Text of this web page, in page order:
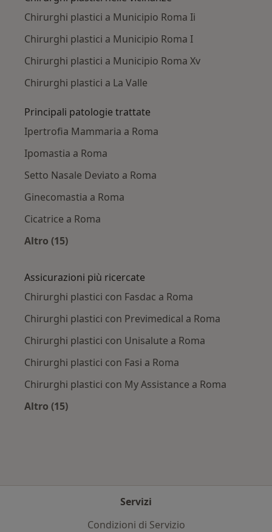
Chirurghi plastici a Municipio Roma Ii
Chirurghi plastici a Municipio Roma I
Chirurghi plastici a Municipio Roma Xv
Chirurghi plastici a La Valle
Principali patologie trattate
Ipertrofia Mammaria a Roma
Ipomastia a Roma
Setto Nasale Deviato a Roma
Ginecomastia a Roma
Cicatrice a Roma
Altro (15)
Assicurazioni più ricercate
Chirurghi plastici con Fasdac a Roma
Chirurghi plastici con Previmedical a Roma
Chirurghi plastici con Unisalute a Roma
Chirurghi plastici con Fasi a Roma
Chirurghi plastici con My Assistance a Roma
Altro (15)
Servizi
Condizioni di Servizio